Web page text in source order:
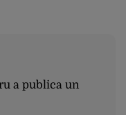
a publica un